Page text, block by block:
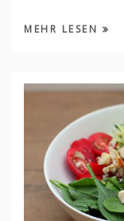
MEHR LESEN